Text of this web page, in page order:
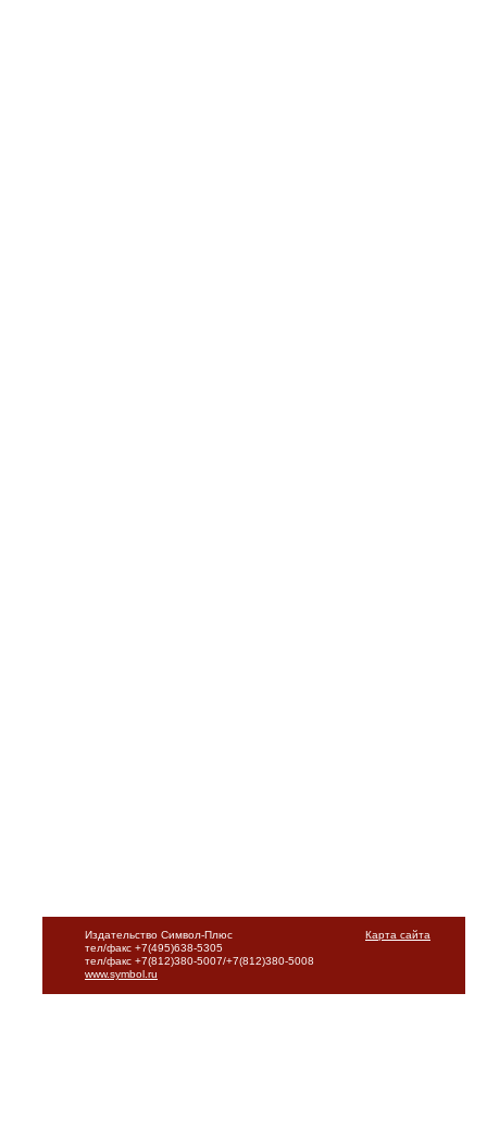
Карта сайта
Издательство Символ-Плюс
тел/факс +7(495)638-5305
тел/факс +7(812)380-5007/+7(812)380-5008
www.symbol.ru